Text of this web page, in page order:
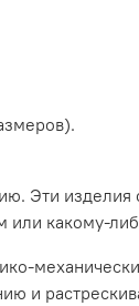
Эти изделия
какому-
и